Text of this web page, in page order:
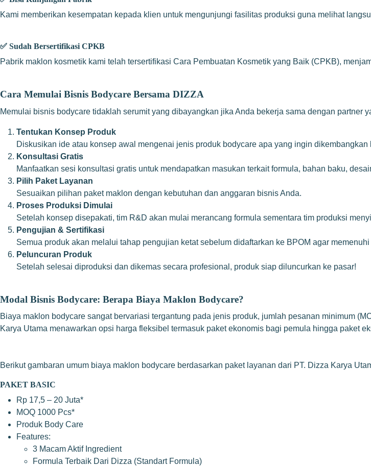
Kami memberikan kesempatan kepada klien untuk mengunjungi fasilitas produksi guna melihat
✅ Sudah Bersertifikasi CPKB
Pabrik maklon kosmetik kami telah tersertifikasi Cara Pembuatan Kosmetik yang Baik (CPKB),
Cara Memulai Bisnis Bodycare Bersama DIZZA
Memulai bisnis bodycare tidaklah serumit yang dibayangkan jika Anda bekerja sama dengan partner
Tentukan Konsep Produk
Diskusikan ide atau konsep awal mengenai jenis produk bodycare apa yang ingin dikembangkan
Konsultasi Gratis
Manfaatkan sesi konsultasi gratis untuk mendapatkan masukan terkait formula, bahan baku,
Pilih Paket Layanan
Sesuaikan pilihan paket maklon dengan kebutuhan dan anggaran bisnis Anda.
Proses Produksi Dimulai
Setelah konsep disepakati, tim R&D akan mulai merancang formula sementara tim produksi
Pengujian & Sertifikasi
Semua produk akan melalui tahap pengujian ketat sebelum didaftarkan ke BPOM agar
Peluncuran Produk
Setelah selesai diproduksi dan dikemas secara profesional, produk siap diluncurkan ke pasar!
Modal Bisnis Bodycare: Berapa Biaya Maklon Bodycare?
Biaya maklon bodycare sangat bervariasi tergantung pada jenis produk, jumlah pesanan minimum
Karya Utama menawarkan opsi harga fleksibel termasuk paket ekonomis bagi pemula hingga paket
Berikut gambaran umum biaya maklon bodycare berdasarkan paket layanan dari PT. Dizza Karya
PAKET BASIC
Rp 17,5 – 20 Juta*
MOQ 1000 Pcs*
Produk Body Care
Features:
3 Macam Aktif Ingredient
Formula Terbaik Dari Dizza (Standart Formula)